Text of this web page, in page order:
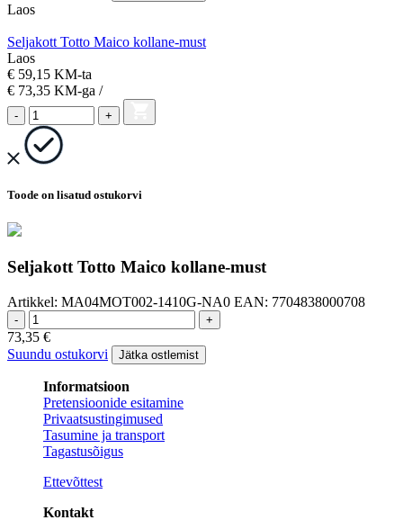
Laos
Seljakott Totto Maico kollane-must
Laos
€ 59,15 KM-ta
€ 73,35 KM-ga /
- +
Toode on lisatud ostukorvi
Seljakott Totto Maico kollane-must
Artikkel: MA04MOT002-1410G-NA0 EAN: 7704838000708
- +
73,35 €
Suundu ostukorvi
Jätka ostlemist
Informatsioon
Pretensioonide esitamine
Privaatsustingimused
Tasumine ja transport
Tagastusõigus
Ettevõttest
Kontakt